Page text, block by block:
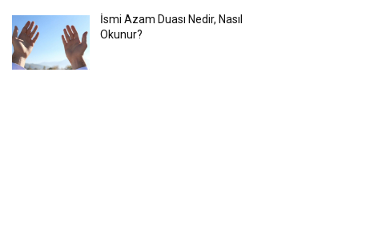
İsmi Azam Duası Nedir, Nasıl
Okunur?